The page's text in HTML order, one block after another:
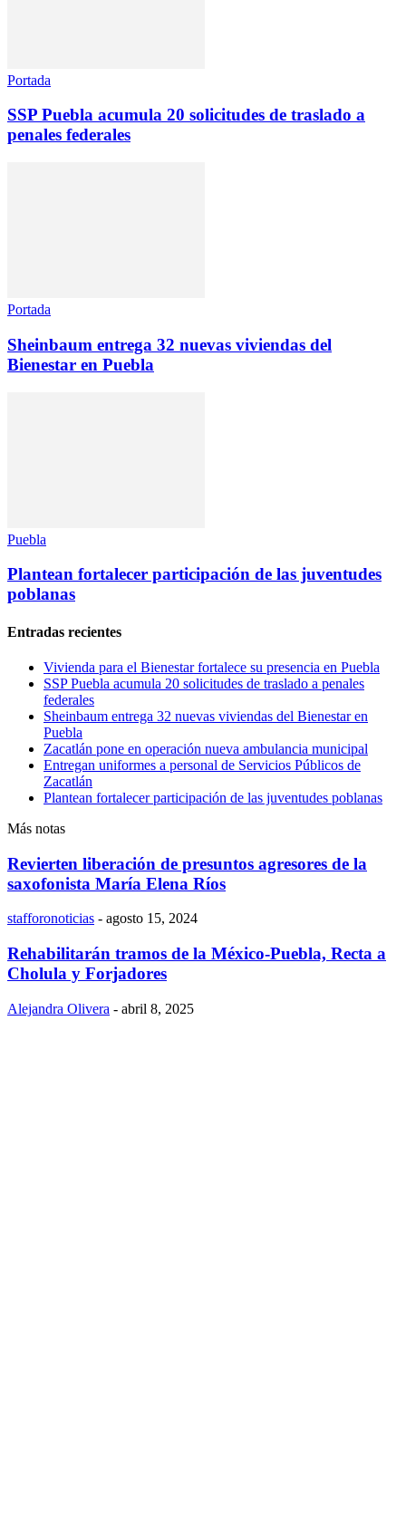
Portada
SSP Puebla acumula 20 solicitudes de traslado a
penales federales
Portada
Sheinbaum entrega 32 nuevas viviendas del
Bienestar en Puebla
Puebla
Plantean fortalecer participación de las juventudes
poblanas
Entradas recientes
Vivienda para el Bienestar fortalece su presencia en Puebla
SSP Puebla acumula 20 solicitudes de traslado a penales
federales
Sheinbaum entrega 32 nuevas viviendas del Bienestar en
Puebla
Zacatlán pone en operación nueva ambulancia municipal
Entregan uniformes a personal de Servicios Públicos de
Zacatlán
Plantean fortalecer participación de las juventudes poblanas
Más notas
Revierten liberación de presuntos agresores de la
saxofonista María Elena Ríos
stafforonoticias - agosto 15, 2024
Rehabilitarán tramos de la México-Puebla, Recta a
Cholula y Forjadores
Alejandra Olivera - abril 8, 2025